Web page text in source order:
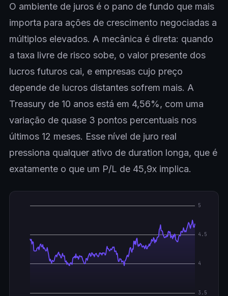
O ambiente de juros é o pano de fundo que mais
importa para ações de crescimento negociadas a
múltiplos elevados. A mecânica é direta: quando
a taxa livre de risco sobe, o valor presente dos
lucros futuros cai, e empresas cujo preço
depende de lucros distantes sofrem mais. A
Treasury de 10 anos está em 4,56%, com uma
variação de quase 3 pontos percentuais nos
últimos 12 meses. Esse nível de juro real
pressiona qualquer ativo de duration longa, que é
exatamente o que um P/L de 45,9x implica.